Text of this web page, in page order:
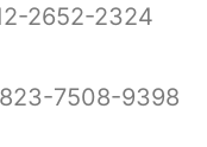
2652-2324
7508-9398